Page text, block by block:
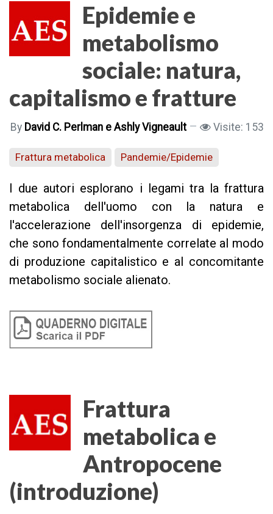
Epidemie e
metabolismo
sociale: natura,
capitalismo e fratture
By David C. Perlman e Ashly Vigneault Visite: 153
Frattura metabolica Pandemie/Epidemie
I due autori esplorano i legami tra la frattura
metabolica dell'uomo con la natura e
l'accelerazione dell'insorgenza di epidemie,
che sono fondamentalmente correlate al modo
di produzione capitalistico e al concomitante
metabolismo sociale alienato.
Frattura
metabolica e
Antropocene
(introduzione)